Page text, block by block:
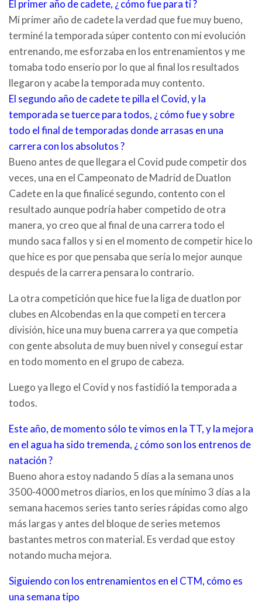
El primer año de cadete, ¿ cómo fue para ti ?
Mi primer año de cadete la verdad que fue muy bueno,
terminé la temporada súper contento con mi evolución
entrenando, me esforzaba en los entrenamientos y me
tomaba todo enserio por lo que al final los resultados
llegaron y acabe la temporada muy contento.
El segundo año de cadete te pilla el Covid, y la
temporada se tuerce para todos, ¿ cómo fue y sobre
todo el final de temporadas donde arrasas en una
carrera con los absolutos ?
Bueno antes de que llegara el Covid pude competir dos
veces, una en el Campeonato de Madrid de Duatlon
Cadete en la que finalicé segundo, contento con el
resultado aunque podría haber competido de otra
manera, yo creo que al final de una carrera todo el
mundo saca fallos y si en el momento de competir hice lo
que hice es por que pensaba que sería lo mejor aunque
después de la carrera pensara lo contrario.
La otra competición que hice fue la liga de duatlon por
clubes en Alcobendas en la que competi en tercera
división, hice una muy buena carrera ya que competia
con gente absoluta de muy buen nivel y conseguí estar
en todo momento en el grupo de cabeza.
Luego ya llego el Covid y nos fastidió la temporada a
todos.
Este año, de momento sólo te vimos en la TT, y la mejora
en el agua ha sido tremenda, ¿ cómo son los entrenos de
natación ?
Bueno ahora estoy nadando 5 días a la semana unos
3500-4000 metros diarios, en los que mínimo 3 días a la
semana hacemos series tanto series rápidas como algo
más largas y antes del bloque de series metemos
bastantes metros con material. Es verdad que estoy
notando mucha mejora.
Siguiendo con los entrenamientos en el CTM, cómo es
una semana tipo